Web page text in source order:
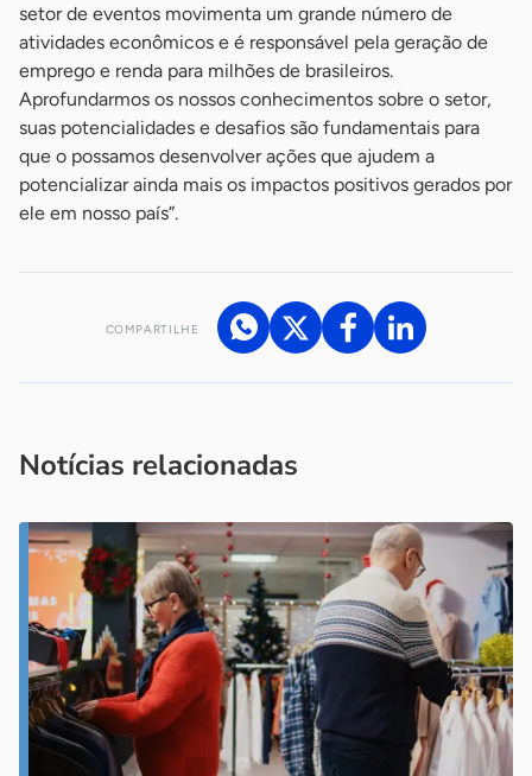
setor de eventos movimenta um grande número de
atividades econômicos e é responsável pela geração de
emprego e renda para milhões de brasileiros.
Aprofundarmos os nossos conhecimentos sobre o setor,
suas potencialidades e desafios são fundamentais para
que o possamos desenvolver ações que ajudem a
potencializar ainda mais os impactos positivos gerados por
ele em nosso país”.
COMPARTILHE
Notícias relacionadas